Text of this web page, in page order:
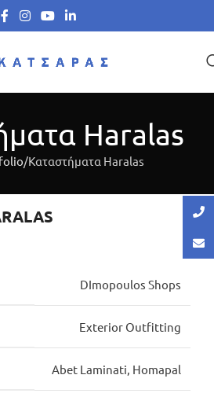
Haralas
Καταστήματα Haralas
DImopoulos Shops
Exterior Outfitting
Abet Laminati, Homapal